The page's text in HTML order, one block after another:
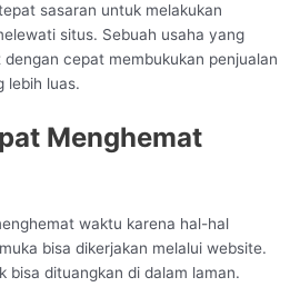
sasaran untuk melakukan
situs. Sebuah usaha yang
cepat membukukan penjualan
lebih luas.
Menghemat
waktu karena hal-hal
bisa dikerjakan melalui website.
bisa dituangkan di dalam laman.